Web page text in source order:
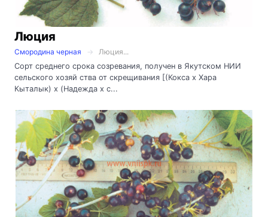
Люция
Смородина черная
Люция...
Сорт среднего срока созревания, получен в Якутском НИИ
сельского хозяй ства от скрещивания [(Кокса х Хара
Кыталык) х (Надежда х с...